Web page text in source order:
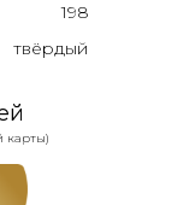
198
твёрдый
карты)